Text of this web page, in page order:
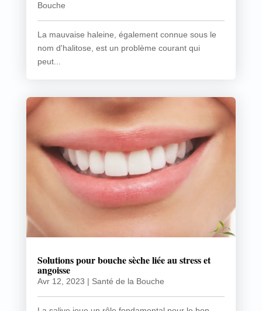
Bouche
La mauvaise haleine, également connue sous le
nom d'halitose, est un problème courant qui
peut...
Solutions pour bouche sèche liée au stress et
angoisse
Avr 12, 2023 | Santé de la Bouche